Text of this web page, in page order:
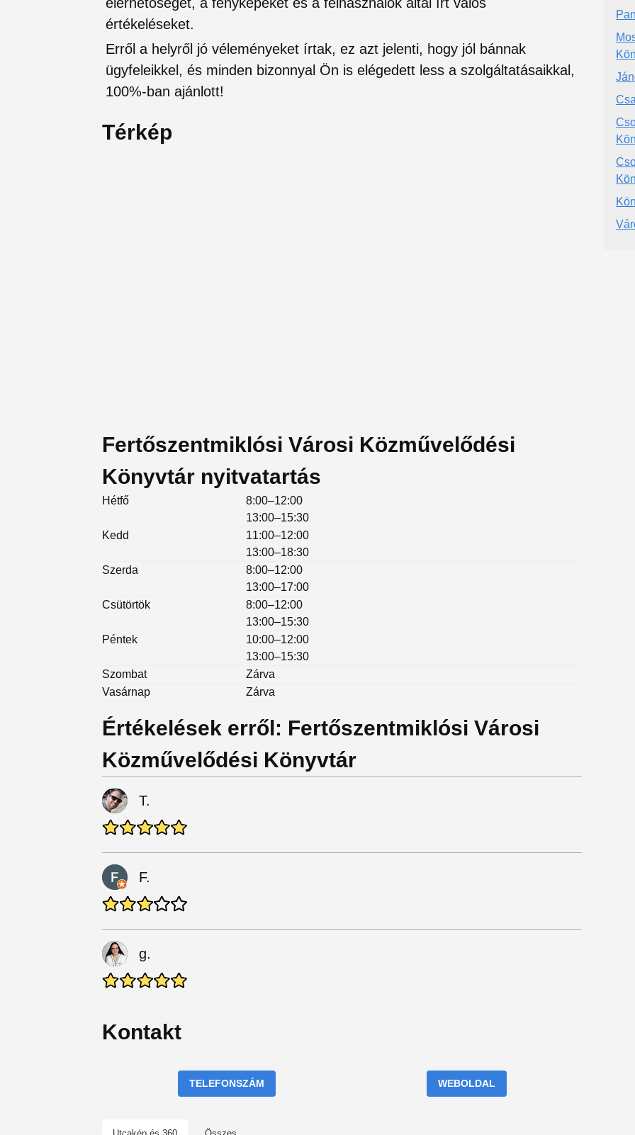
értékeléseket.
Erről a helyről jó véleményeket írtak, ez azt jelenti, hogy jól bánnak
ügyfeleikkel, és minden bizonnyal Ön is elégedett less a szolgáltatásaikkal,
100%-ban ajánlott!
Térkép
Fertőszentmiklósi Városi Közművelődési
Könyvtár nyitvatartás
Hétfő
8:00–12:00
13:00–15:30
Kedd
11:00–12:00
13:00–18:30
Szerda
8:00–12:00
13:00–17:00
Csütörtök
8:00–12:00
13:00–15:30
Péntek
10:00–12:00
13:00–15:30
Szombat
Zárva
Vasárnap
Zárva
Értékelések erről: Fertőszentmiklósi Városi
Közművelődési Könyvtár
T.
F.
g.
Kontakt
TELEFONSZÁM WEBOLDAL